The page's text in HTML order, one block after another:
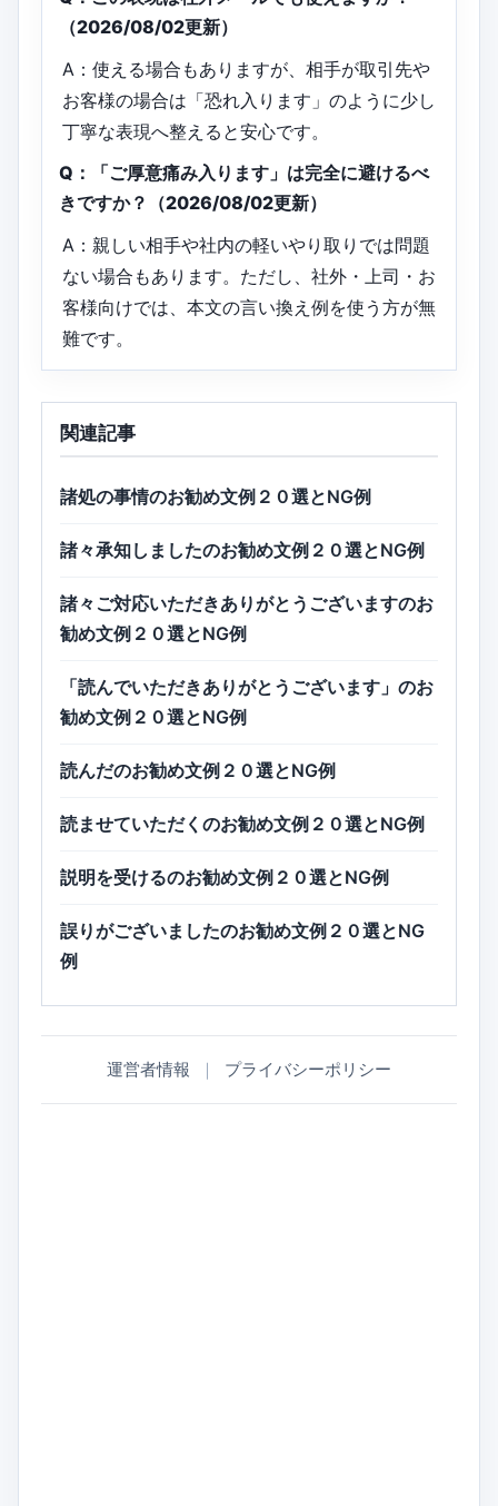
（2026/08/02更新）
A：使える場合もありますが、相手が取引先や
お客様の場合は「恐れ入ります」のように少し
丁寧な表現へ整えると安心です。
Q：「ご厚意痛み入ります」は完全に避けるべ
きですか？（2026/08/02更新）
A：親しい相手や社内の軽いやり取りでは問題
ない場合もあります。ただし、社外・上司・お
客様向けでは、本文の言い換え例を使う方が無
難です。
関連記事
諸処の事情のお勧め文例２０選とNG例
諸々承知しましたのお勧め文例２０選とNG例
諸々ご対応いただきありがとうございますのお
勧め文例２０選とNG例
「読んでいただきありがとうございます」のお
勧め文例２０選とNG例
読んだのお勧め文例２０選とNG例
読ませていただくのお勧め文例２０選とNG例
説明を受けるのお勧め文例２０選とNG例
誤りがございましたのお勧め文例２０選とNG
例
運営者情報 ｜ プライバシーポリシー